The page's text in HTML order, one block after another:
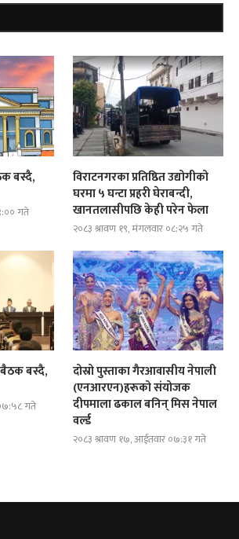
बस्दै,
गते
विराटनगरका प्रतिष्ठित उद्योगीको
घरमा ५ घन्टा प्रहरी घेराबन्दी,
खानतलासीपछि केही परेन फेला
२०८३ श्रावण १९, मंगलवार ०८:२५ गते
बैठक बस्दै,
गते
दोस्रो पुस्ताका गैरआवासीय नेपाली
(एनआरएन)हरूको संयोजक
दीपमाला ढकाल बनिन् मिस नेपाल
वर्ल्ड
२०८३ श्रावण १७, आईतवार ०७:३१ गते